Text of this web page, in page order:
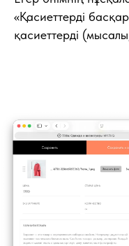
«Қасиеттерді
қасиеттерді